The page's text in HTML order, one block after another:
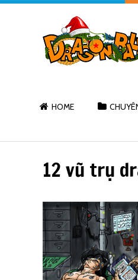
HOME
12 vũ trụ